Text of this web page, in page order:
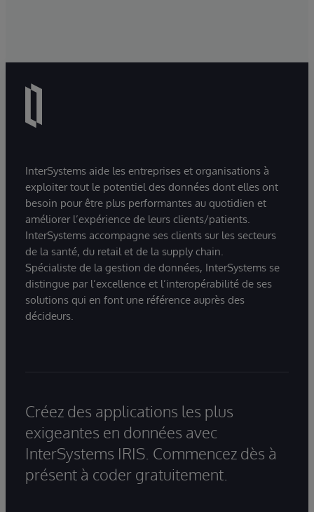
InterSystems aide les entreprises et organisations à
exploiter tout le potentiel des données dont elles ont
besoin pour être plus performantes au quotidien et
améliorer l’expérience de leurs clients/patients.
InterSystems accompagne ses clients sur les secteurs
de la santé, du retail et de la supply chain.
Spécialiste de la gestion de données, InterSystems se
distingue par l’excellence et l’interopérabilité de ses
solutions qui en font une référence auprès des
décideurs.
Créez des applications les plus
exigeantes en données avec
InterSystems IRIS. Commencez dès à
présent à coder gratuitement.